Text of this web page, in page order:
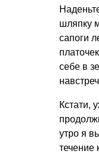
шляпку
сапоги
себе в
Кстати,
утро я
течение